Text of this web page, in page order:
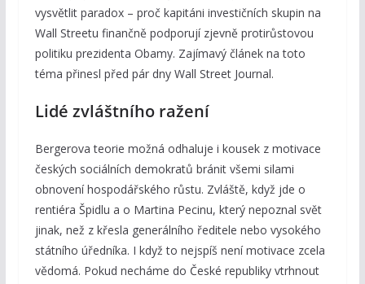
vysvětlit paradox – proč kapitáni investičních skupin na
Wall Streetu finančně podporují zjevně protirůstovou
politiku prezidenta Obamy. Zajímavý článek na toto
téma přinesl před pár dny Wall Street Journal.
Lidé zvláštního ražení
Bergerova teorie možná odhaluje i kousek z motivace
českých sociálních demokratů bránit všemi silami
obnovení hospodářského růstu. Zvláště, když jde o
rentiéra Špidlu a o Martina Pecinu, který nepoznal svět
jinak, než z křesla generálního ředitele nebo vysokého
státního úředníka. I když to nejspíš není motivace zcela
vědomá. Pokud necháme do České republiky vtrhnout